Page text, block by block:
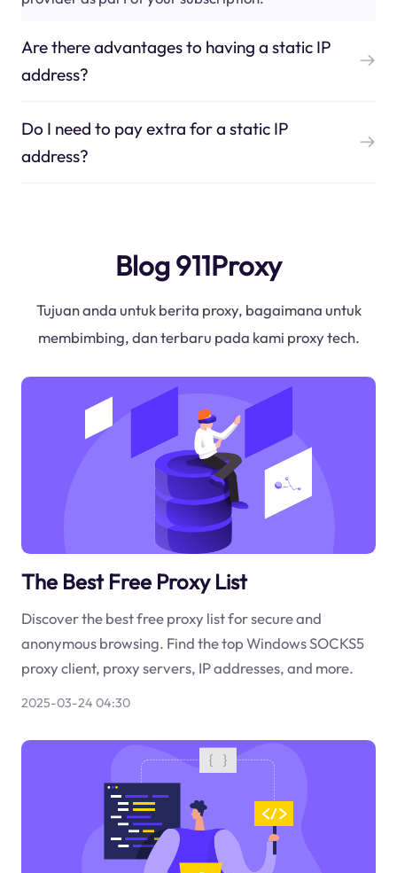
Are there advantages to having a static IP
address?
Do I need to pay extra for a static IP
address?
Blog 911Proxy
Tujuan anda untuk berita proxy, bagaimana untuk
membimbing, dan terbaru pada kami proxy tech.
The Best Free Proxy List
Discover the best free proxy list for secure and
anonymous browsing. Find the top Windows SOCKS5
proxy client, proxy servers, IP addresses, and more.
2025-03-24 04:30